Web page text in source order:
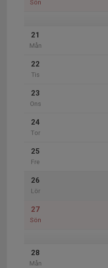
Sön
21
Mån
22
Tis
23
Ons
24
Tor
25
Fre
26
Lör
27
Sön
28
Mån